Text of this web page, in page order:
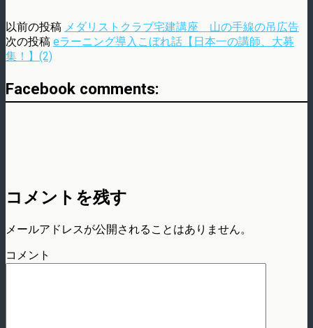
以前の投稿 メダリストクラブ宅建講座 山の手線の吊広告
次の投稿 eラーニング導入こぼれ話【日本一の講師、大募
集！】(2)
Facebook comments:
コメントを残す
メールアドレスが公開されることはありません。
コメント